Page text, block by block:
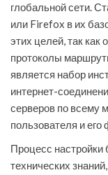
глобальной сети.
или Firefox в их
этих целей, так
протоколы
является набор
интернет-
серверов по всему
пользователя и
Процесс настройки
технических